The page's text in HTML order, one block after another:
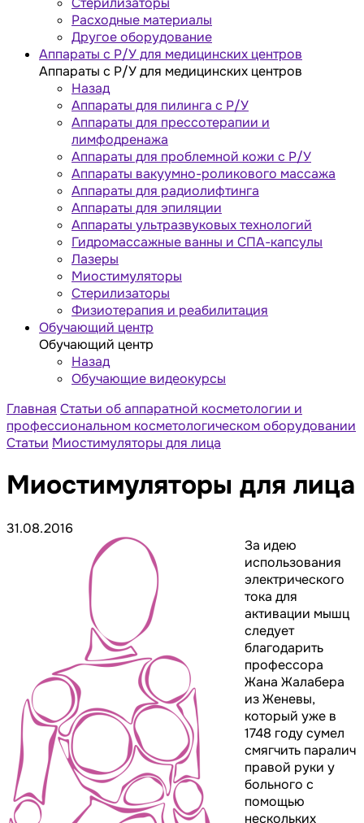
Расходные материалы
Другое оборудование
Аппараты с Р/У для медицинских центров
Аппараты с Р/У для медицинских центров
Назад
Аппараты для пилинга с Р/У
Аппараты для прессотерапии и
лимфодренажа
Аппараты для проблемной кожи с Р/У
Аппараты вакуумно-роликового массажа
Аппараты для радиолифтинга
Аппараты для эпиляции
Аппараты ультразвуковых технологий
Гидромассажные ванны и СПА-капсулы
Лазеры
Миостимуляторы
Стерилизаторы
Физиотерапия и реабилитация
Обучающий центр
Обучающий центр
Назад
Обучающие видеокурсы
Главная Статьи об аппаратной косметологии и
профессиональном косметологическом оборудовании
Статьи Миостимуляторы для лица
Миостимуляторы для лица
31.08.2016
За идею
использования
электрического
тока для
активации мышц
следует
благодарить
профессора
Жана Жалабера
из Женевы,
который уже в
1748 году сумел
смягчить паралич
правой руки у
больного с
помощью
нескольких